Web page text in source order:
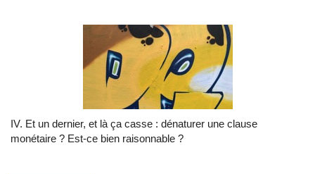
IV. Et un dernier, et là ça casse : dénaturer une clause
monétaire ? Est-ce bien raisonnable ?